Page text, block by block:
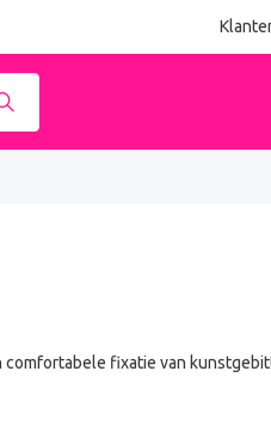
fixatie van